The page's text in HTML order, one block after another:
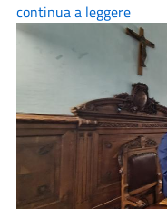
continua a leggere